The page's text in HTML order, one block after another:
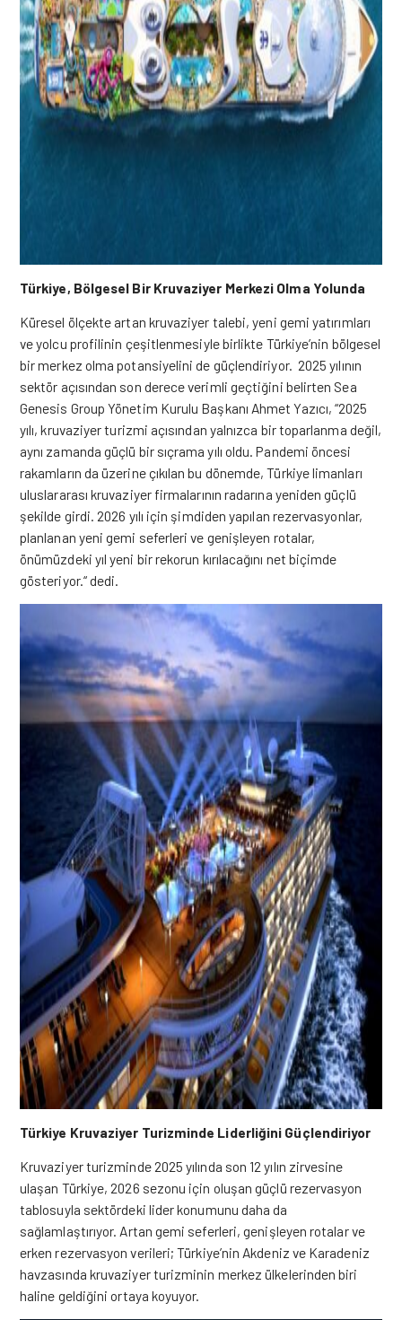
Türkiye, Bölgesel Bir Kruvaziyer Merkezi Olma Yolunda
Küresel ölçekte artan kruvaziyer talebi, yeni gemi yatırımları
ve yolcu profilinin çeşitlenmesiyle birlikte Türkiye’nin bölgesel
bir merkez olma potansiyelini de güçlendiriyor. 2025 yılının
sektör açısından son derece verimli geçtiğini belirten Sea
Genesis Group Yönetim Kurulu Başkanı Ahmet Yazıcı, “2025
yılı, kruvaziyer turizmi açısından yalnızca bir toparlanma değil,
aynı zamanda güçlü bir sıçrama yılı oldu. Pandemi öncesi
rakamların da üzerine çıkılan bu dönemde, Türkiye limanları
uluslararası kruvaziyer firmalarının radarına yeniden güçlü
şekilde girdi. 2026 yılı için şimdiden yapılan rezervasyonlar,
planlanan yeni gemi seferleri ve genişleyen rotalar,
önümüzdeki yıl yeni bir rekorun kırılacağını net biçimde
gösteriyor.“ dedi.
Türkiye Kruvaziyer Turizminde Liderliğini Güçlendiriyor
Kruvaziyer turizminde 2025 yılında son 12 yılın zirvesine
ulaşan Türkiye, 2026 sezonu için oluşan güçlü rezervasyon
tablosuyla sektördeki lider konumunu daha da
sağlamlaştırıyor. Artan gemi seferleri, genişleyen rotalar ve
erken rezervasyon verileri; Türkiye’nin Akdeniz ve Karadeniz
havzasında kruvaziyer turizminin merkez ülkelerinden biri
haline geldiğini ortaya koyuyor.